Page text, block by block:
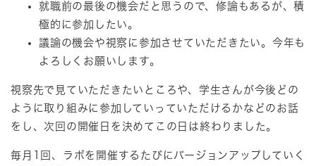
就職前の最後の機会だと思うので、修論もあるが、積
極的に参加したい。
議論の機会や視察に参加させていただきたい。今年も
よろしくお願いします。
視察先で見ていただきたいところや、学生さんが今後どの
ように取り組みに参加していっていただけるかなどのお話
をし、次回の開催日を決めてこの日は終わりました。
毎月1回、ラボを開催するたびにバージョンアップしていく